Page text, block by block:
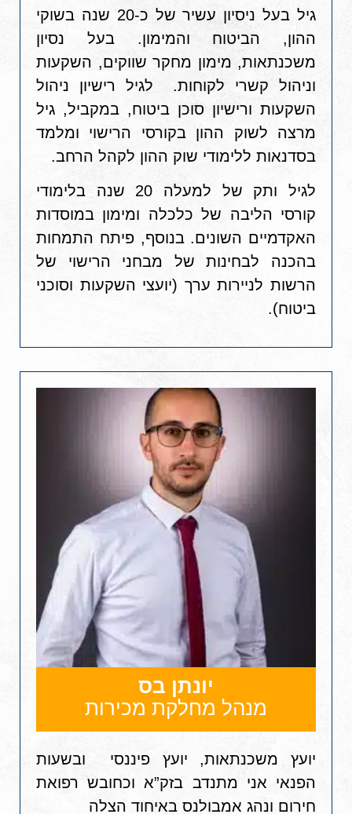
גיל בעל ניסיון עשיר של כ-20 שנה בשוקי
ההון, הביטוח והמימון. בעל נסיון
משכנתאות, מימון מחקר שווקים, השקעות
וניהול קשרי לקוחות. לגיל רישיון ניהול
השקעות ורישיון סוכן ביטוח, במקביל, גיל
מרצה לשוק ההון בקורסי הרישוי ומלמד
בסדנאות ללימודי שוק ההון לקהל הרחב.
לגיל ותק של למעלה 20 שנה בלימודי
קורסי הליבה של כלכלה ומימון במוסדות
האקדמיים השונים. בנוסף, פיתח התמחות
בהכנה לבחינות של מבחני הרישוי של
הרשות לניירות ערך (יועצי השקעות וסוכני
ביטוח).
יונתן בס
מנהל מחלקת מכירות
יועץ משכנתאות, יועץ פיננסי ובשעות
הפנאי אני מתנדב בזק”א וכחובש רפואת
חירום ונהג אמבולנס באיחוד הצלה